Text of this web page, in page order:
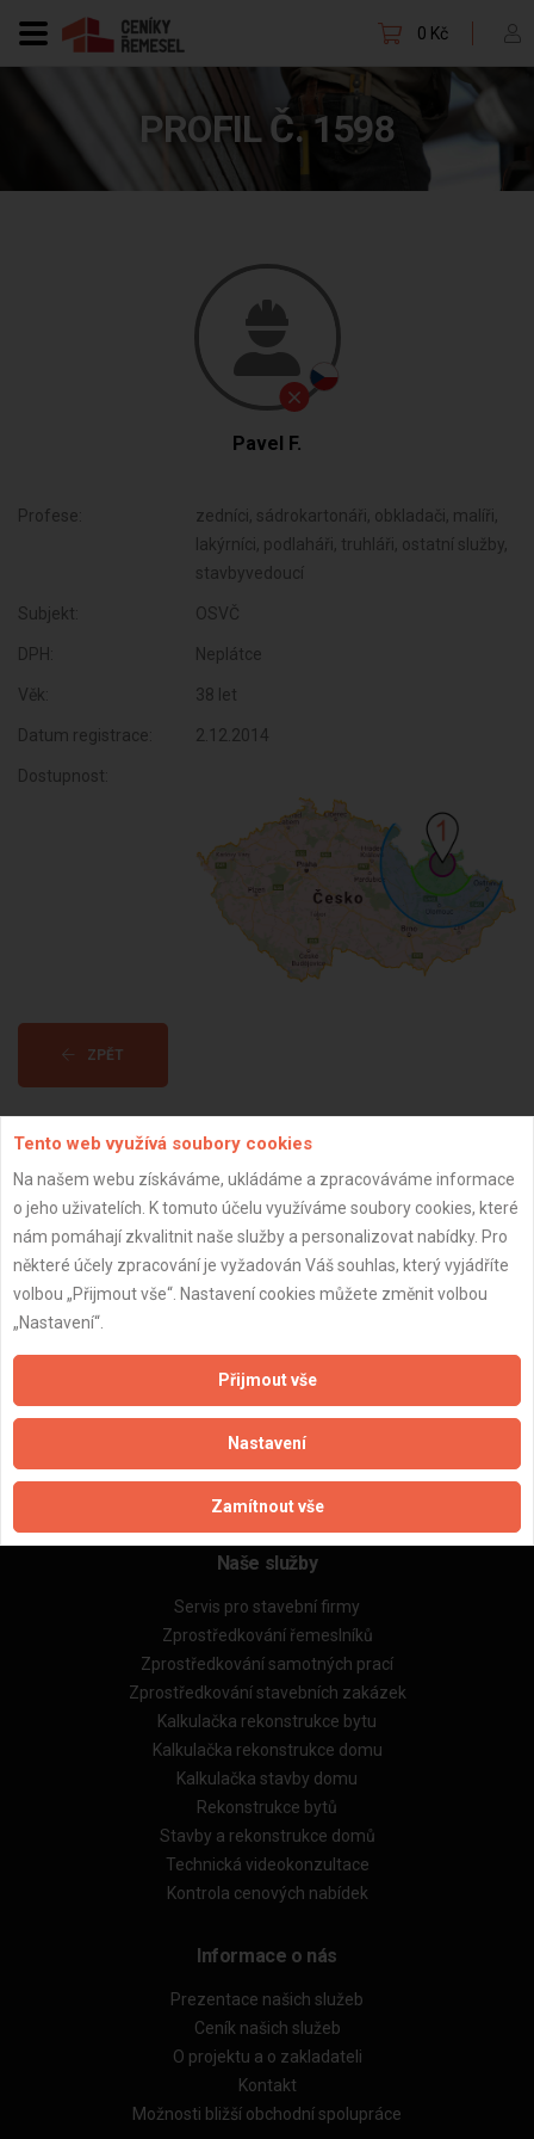
0 Kč
PROFIL Č. 1598
Pavel F.
Profese:
zedníci, sádrokartonáři, obkladači, malíři,
lakýrníci, podlaháři, truhláři, ostatní služby,
stavbyvedoucí
Subjekt: OSVČ
DPH: Neplátce
Věk: 38 let
Datum registrace: 2.12.2014
Dostupnost:
ZPĚT
Aktualizováno z portálu ARES dne 31.12.2023 13:15:08
Důležité informace
Zpracování a ochrana osobních údajů
Zásady pro používání souborů cookie
Obchodní podmínky (zprostředkování)
Obchodní podmínky (rozpočtování)
Reference
Naše excelové tabulky online
Naše služby
Servis pro stavební firmy
Zprostředkování řemeslníků
Zprostředkování samotných prací
Zprostředkování stavebních zakázek
Kalkulačka rekonstrukce bytu
Kalkulačka rekonstrukce domu
Kalkulačka stavby domu
Rekonstrukce bytů
Stavby a rekonstrukce domů
Technická videokonzultace
Kontrola cenových nabídek
Informace o nás
Prezentace našich služeb
Ceník našich služeb
O projektu a o zakladateli
Kontakt
Možnosti bližší obchodní spolupráce
Tento web využívá soubory cookies
Na našem webu získáváme, ukládáme a zpracováváme informace
o jeho uživatelích. K tomuto účelu využíváme soubory cookies, které
nám pomáhají zkvalitnit naše služby a personalizovat nabídky. Pro
některé účely zpracování je vyžadován Váš souhlas, který vyjádříte
volbou „Přijmout vše“. Nastavení cookies můžete změnit volbou
„Nastavení“.
Přijmout vše
Nastavení
Zamítnout vše